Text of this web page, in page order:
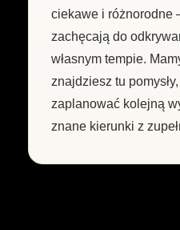
ciekawe i różnorodne
zachęcają do
własnym tempie.
znajdziesz tu
zaplanować kolejną
znane kierunki z